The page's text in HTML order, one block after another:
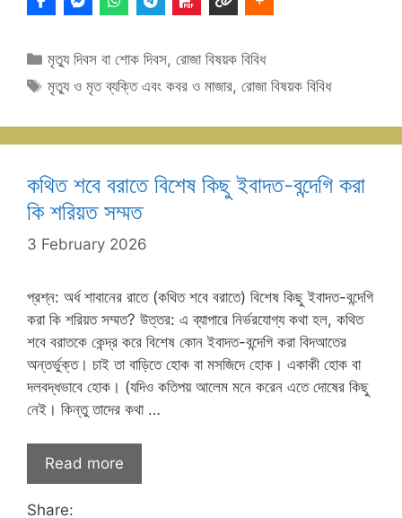
Categories
মৃত্যু দিবস বা শোক দিবস,রোজা বিষয়ক বিবিধ
Tags
মৃত্যু ও মৃত ব্যক্তি এবং কবর ও মাজার,রোজা বিষয়ক বিবিধ
কথিত শবে বরাতে বিশেষ কিছু ‌ইবাদত-বন্দেগি করা
কি শরিয়ত সম্মত
3 February 2026
প্রশ্ন: অর্ধ শাবানের রাতে (কথিত শবে বরাতে) বিশেষ কিছু ‌ইবাদত-বন্দেগি
করা কি শরিয়ত সম্মত? উত্তর: এ ব্যাপারে নির্ভরযোগ্য কথা হল, কথিত
শবে বরাতকে কেন্দ্র করে বিশেষ কোন ইবাদত-‌বন্দেগি করা বিদআতের
অন্তর্ভুক্ত। চাই তা বাড়িতে হোক বা মসজিদে হোক। একাকী হোক বা
দলবদ্ধভাবে হোক। (যদিও কতিপয় আলেম মনে করেন এতে দোষের কিছু
নেই। কিন্তু তাদের কথা …
Read more
Share: